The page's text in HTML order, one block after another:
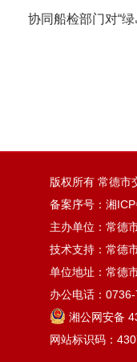
协同船检部门对“
版权所有 常德市
备案序号： 湘
主办单位：常德
技术支持：常德
单位地址：常德
办公电话：
湘公网安备
网站标识码：